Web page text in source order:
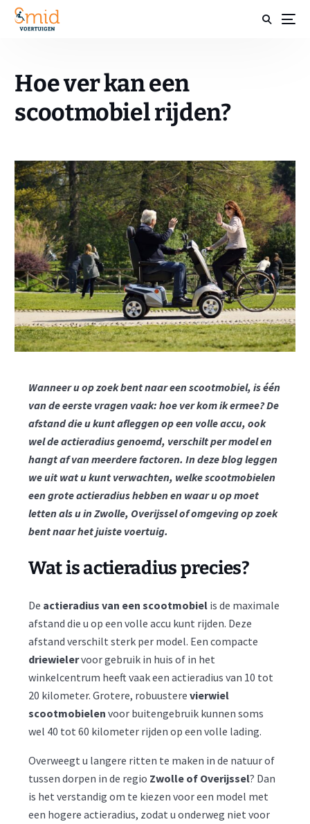
Hoe ver kan een
scootmobiel rijden?
Wanneer u op zoek bent naar een scootmobiel, is één
van de eerste vragen vaak: hoe ver kom ik ermee? De
afstand die u kunt afleggen op een volle accu, ook
wel de actieradius genoemd, verschilt per model en
hangt af van meerdere factoren. In deze blog leggen
we uit wat u kunt verwachten, welke scootmobielen
een grote actieradius hebben en waar u op moet
letten als u in Zwolle, Overijssel of omgeving op zoek
bent naar het juiste voertuig.
Wat is actieradius precies?
De actieradius van een scootmobielis de maximale
afstand die u op een volle accu kunt rijden. Deze
afstand verschilt sterk per model. Een compacte
driewielervoor gebruik in huis of in het
winkelcentrum heeft vaak een actieradius van 10 tot
20 kilometer. Grotere, robuustere vierwiel
scootmobielen voor buitengebruik kunnen soms
wel 40 tot 60 kilometer rijden op een volle lading.
Overweegt u langere ritten te maken in de natuur of
tussen dorpen in de regio Zwolle of Overijssel? Dan
is het verstandig om te kiezen voor een model met
een hogere actieradius, zodat u onderweg niet voor